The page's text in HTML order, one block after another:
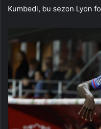
Kumbedi, bu sezon Lyon